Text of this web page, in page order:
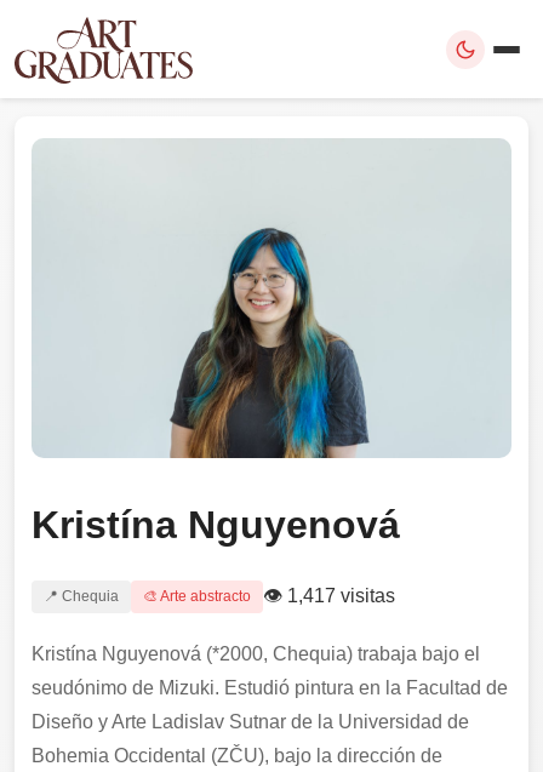
Kristína Nguyenová
📍 Chequia 🎨 Arte abstracto 👁 1,417 visitas
Kristína Nguyenová (*2000, Chequia) trabaja bajo el
seudónimo de Mizuki. Estudió pintura en la Facultad de
Diseño y Arte Ladislav Sutnar de la Universidad de
Bohemia Occidental (ZČU), bajo la dirección de